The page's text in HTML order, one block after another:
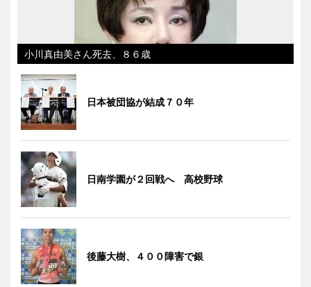
小川真由美さん死去、８６歳
日本被団協が結成７０年
日南学園が２回戦へ 高校野球
後藤大樹、４００障害で銀